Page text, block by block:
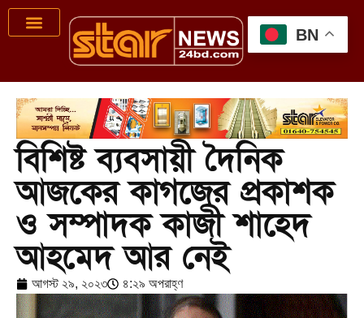
বিশিষ্ট ব্যবসায়ী দৈনিক
আজকের কাগজের প্রকাশক
ও সম্পাদক কাজী শাহেদ
আহমেদ আর নেই
আগস্ট ২৯, ২০২৩ ৪:২৯ অপরাহ্ণ
BN